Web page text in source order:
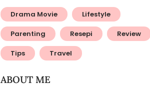
Drama Movie Lifestyle
Parenting Resepi Review
Tips Travel
ABOUT ME